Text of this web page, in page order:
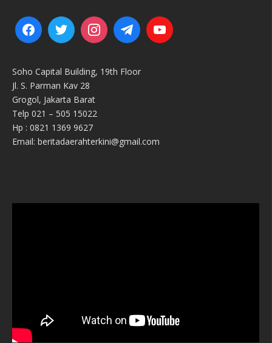
Soho Capital Building, 19th Floor
Jl. S. Parman Kav 28
Grogol, Jakarta Barat
Telp 021 – 505 15022
Hp : 0821 1369 9627
Email: beritadaerahterkini@gmail.com